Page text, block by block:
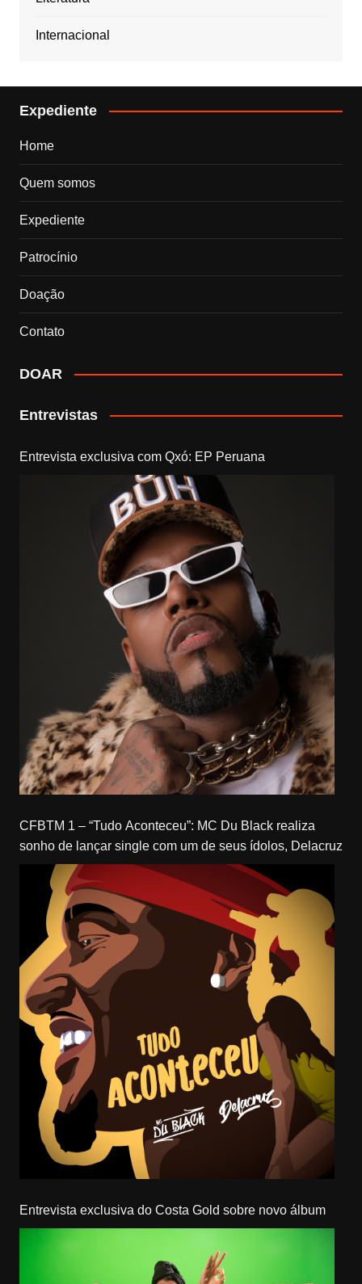
Internacional
Expediente
Home
Quem somos
Expediente
Patrocínio
Doação
Contato
DOAR
Entrevistas
Entrevista exclusiva com Qxó: EP Peruana
CFBTM 1 – “Tudo Aconteceu”: MC Du Black realiza
sonho de lançar single com um de seus ídolos, Delacruz
Entrevista exclusiva do Costa Gold sobre novo álbum